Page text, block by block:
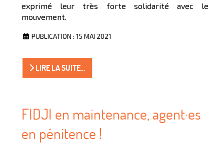
exprimé leur très forte solidarité avec le
mouvement.
PUBLICATION : 15 MAI 2021
LIRE LA SUITE...
FIDJI en maintenance, agent·es
en pénitence !